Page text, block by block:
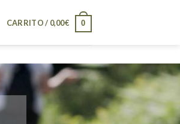
CARRITO / 0,00€ 0